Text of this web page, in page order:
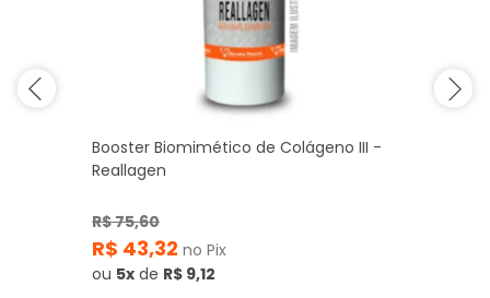
Booster Biomimético de Colágeno III -
Reallagen
R$ 75,60
R$ 43,32 no Pix
ou 5x de R$ 9,12